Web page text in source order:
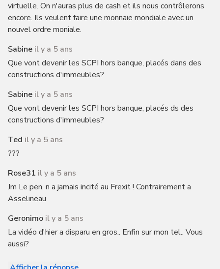
virtuelle. On n'auras plus de cash et ils nous contrôlerons
encore. Ils veulent faire une monnaie mondiale avec un
nouvel ordre moniale.
Sabine il y a 5 ans
Que vont devenir les SCPI hors banque, placés dans des
constructions d'immeubles?
Sabine il y a 5 ans
Que vont devenir les SCPI hors banque, placés ds des
constructions d'immeubles?
Ted il y a 5 ans
???
Rose31 il y a 5 ans
Jm Le pen, n a jamais incité au Frexit ! Contrairement a
Asselineau
Geronimo il y a 5 ans
La vidéo d'hier a disparu en gros.. Enfin sur mon tel.. Vous
aussi?